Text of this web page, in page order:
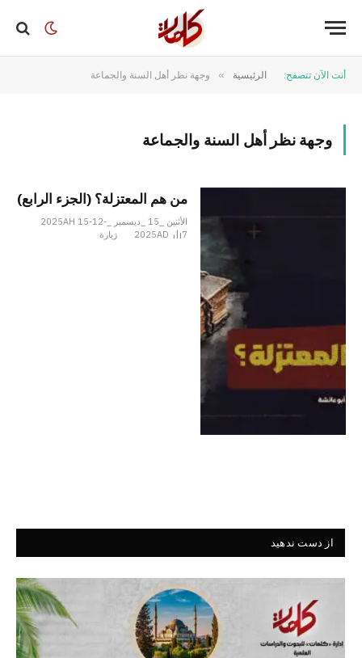
أنت الآن تتصفح: الرئيسية » وجهة نظر أهل السنة والجماعة
وجهة نظر أهل السنة والجماعة
من هم المعتزلة؟ (الجزء الرابع)
الأثنين _15 _ديسمبر _2025AH 15-12-
2025AD
7 زيارة
از دست ندهید